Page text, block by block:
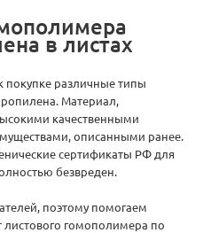
в листах
покупке различные типы
Материал,
качественными
описанными ранее.
сертификаты РФ для
безвреден.
поэтому помогаем
гомополимера по